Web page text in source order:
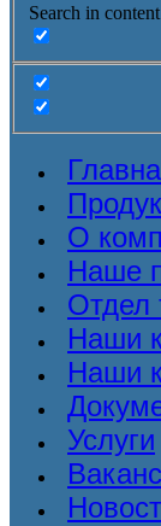
Search in content
О
Наше
Отдел
Наши
Наши
Услуги